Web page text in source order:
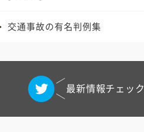
交通事故の有名判例集
最新情報チェック